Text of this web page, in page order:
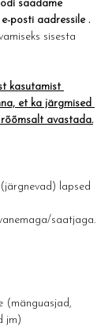
saadame
posti aadressile .
sisesta
kasutamist
et ka järgmised
avastada.
lapsed
saatjaga.
(mänguasjad,
jm)